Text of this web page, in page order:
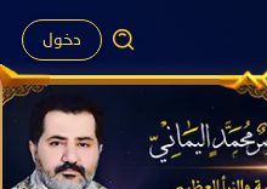
دخول